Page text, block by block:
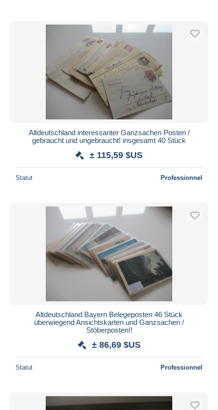
Altdeutschland interessanter Ganzsachen Posten /
gebraucht und ungebraucht! insgesamt 40 Stück
± 115,59 $US
Statut Professionnel
Altdeutschland Bayern Belegeposten 46 Stück
überwiegend Ansichtskarten und Ganzsachen /
Stöberposten!!
± 86,69 $US
Statut Professionnel